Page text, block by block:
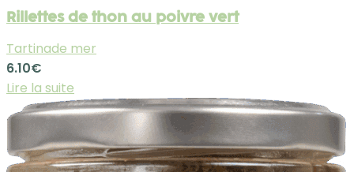
Rillettes de thon au poivre vert
Tartinade mer
6.10€
Lire la suite